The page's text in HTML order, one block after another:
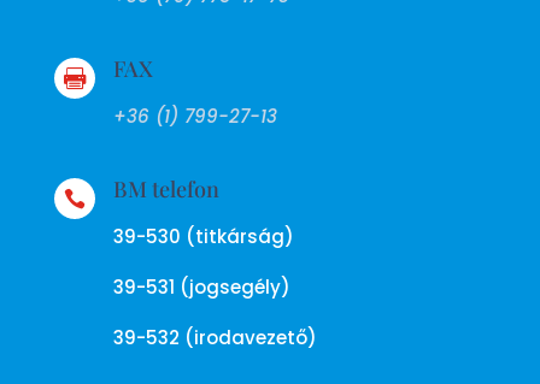
 FAX
+36 (1) 799-27-13
 BM telefon
39-530 (titkárság)
39-531 (jogsegély)
39-532 (irodavezető)